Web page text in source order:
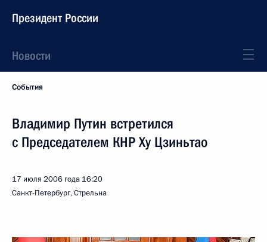
Президент России
Новости
События
Владимир Путин встретился
с Председателем КНР Ху Цзиньтао
17 июля 2006 года 16:20
Санкт-Петербург, Стрельна